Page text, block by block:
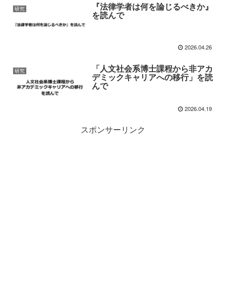
研究 『法律学者は何を論じるべきか』
を読んで
2026.04.26
研究 「人文社会系博士課程から非アカ
デミックキャリアへの移行」を読
んで
2026.04.19
スポンサーリンク